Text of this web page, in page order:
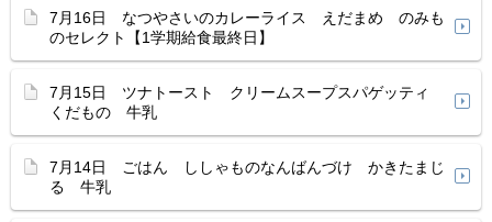
7月16日 なつやさいのカレーライス えだまめ のみも
のセレクト【1学期給食最終日】
7月15日 ツナトースト クリームスープスパゲッティ
くだもの 牛乳
7月14日 ごはん ししゃものなんばんづけ かきたまじ
る 牛乳